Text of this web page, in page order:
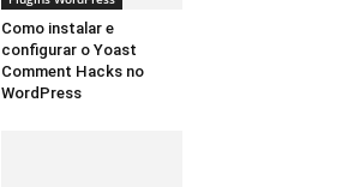
Como instalar e
configurar o Yoast
Comment Hacks no
WordPress